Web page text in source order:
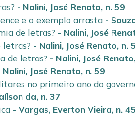
- Nalini, José Renato, n. 59
e o exemplo arrasta -
de letras? - Nalini, José
letras? - Nalini, José Renato, n.
de letras? - Nalini, José Renato,
Nalini, José Renato, n. 59
no primeiro ano do
da, n. 37
-Vargas, Everton Vieira, n. 45